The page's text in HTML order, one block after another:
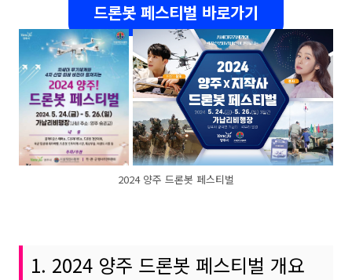
드론봇 페스티벌 바로가기
2024 양주 드론봇 페스티벌
1. 2024 양주 드론봇 페스티벌 개요